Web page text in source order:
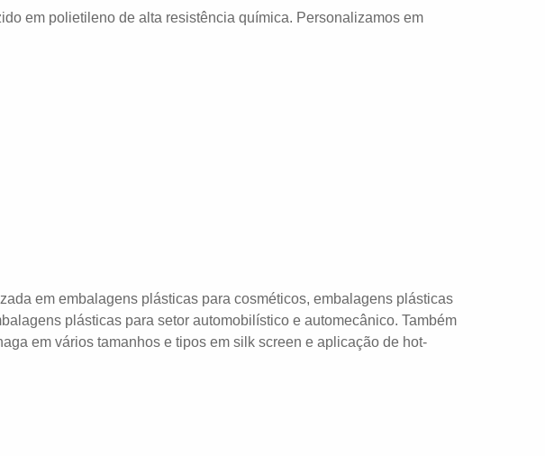
em polietileno de alta resistência química. Personalizamos em
em embalagens plásticas para cosméticos, embalagens plásticas
plásticas para setor automobilístico e automecânico. Também
em vários tamanhos e tipos em silk screen e aplicação de hot-